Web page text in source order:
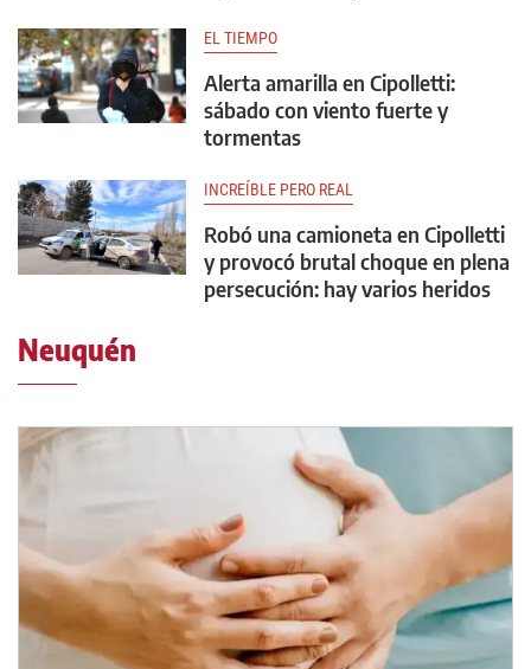
EL TIEMPO
Alerta amarilla en Cipolletti:
sábado con viento fuerte y
tormentas
INCREÍBLE PERO REAL
Robó una camioneta en Cipolletti
y provocó brutal choque en plena
persecución: hay varios heridos
Neuquén